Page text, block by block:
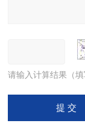
请输入计算结果（